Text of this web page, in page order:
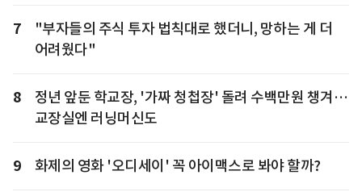
7
"부자들의 주식 투자 법칙대로 했더니, 망하는 게 더
어려웠다"
8
정년 앞둔 학교장, '가짜 청첩장' 돌려 수백만원 챙겨…
교장실엔 러닝머신도
9 화제의 영화 '오디세이' 꼭 아이맥스로 봐야 할까?